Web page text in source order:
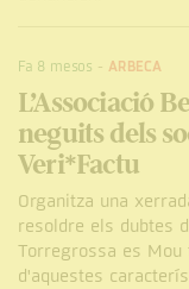
Fa 8 mesos - ARBECA
L’Associació
neguits dels
Veri*Factu
Organitza una
resoldre els dubtes
Torregrossa es Mou
d'aquestes